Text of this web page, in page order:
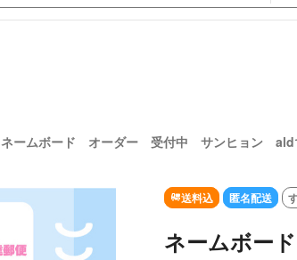
ネームボード オーダー 受付中 サンヒョン
送料込 匿名配送
ネームボ